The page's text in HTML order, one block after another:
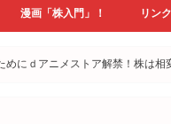
漫画「株入門」！ リン
めにｄアニメストア解禁！株は相